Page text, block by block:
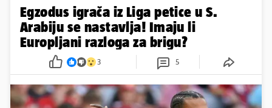
Egzodus igrača iz Liga petice u S.
Arabiju se nastavlja! Imaju li
Europljani razloga za brigu?
3 5